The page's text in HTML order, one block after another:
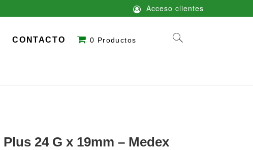
Acceso clientes
CONTACTO 0 Productos
24 G x 19mm – Medex